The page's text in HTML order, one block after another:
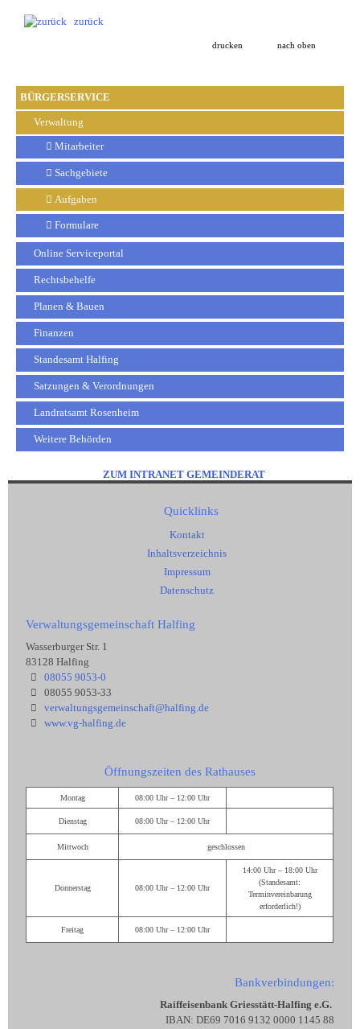
BÜRGERSERVICE
Verwaltung
Mitarbeiter
Sachgebiete
Aufgaben
Formulare
Online Serviceportal
Rechtsbehelfe
Planen & Bauen
Finanzen
Standesamt Halfing
Satzungen & Verordnungen
Landratsamt Rosenheim
Weitere Behörden
zurück
drucken nach oben
ZUM INTRANET GEMEINDERAT
Quicklinks
Kontakt
Inhaltsverzeichnis
Impressum
Datenschutz
Verwaltungsgemeinschaft Halfing
Wasserburger Str. 1
83128 Halfing
08055 9053-0
08055 9053-33
verwaltungsgemeinschaft@halfing.de
www.vg-halfing.de
Öffnungszeiten des Rathauses
Montag 08:00 Uhr – 12:00 Uhr
Dienstag 08:00 Uhr – 12:00 Uhr
Mittwoch geschlossen
Donnerstag 08:00 Uhr – 12:00 Uhr
14:00 Uhr – 18:00 Uhr
(Standesamt:
Terminvereinbarung
erforderlich!)
Freitag 08:00 Uhr – 12:00 Uhr
Bankverbindungen:
Raiffeisenbank Griesstätt-Halfing e.G.
IBAN: DE69 7016 9132 0000 1145 88